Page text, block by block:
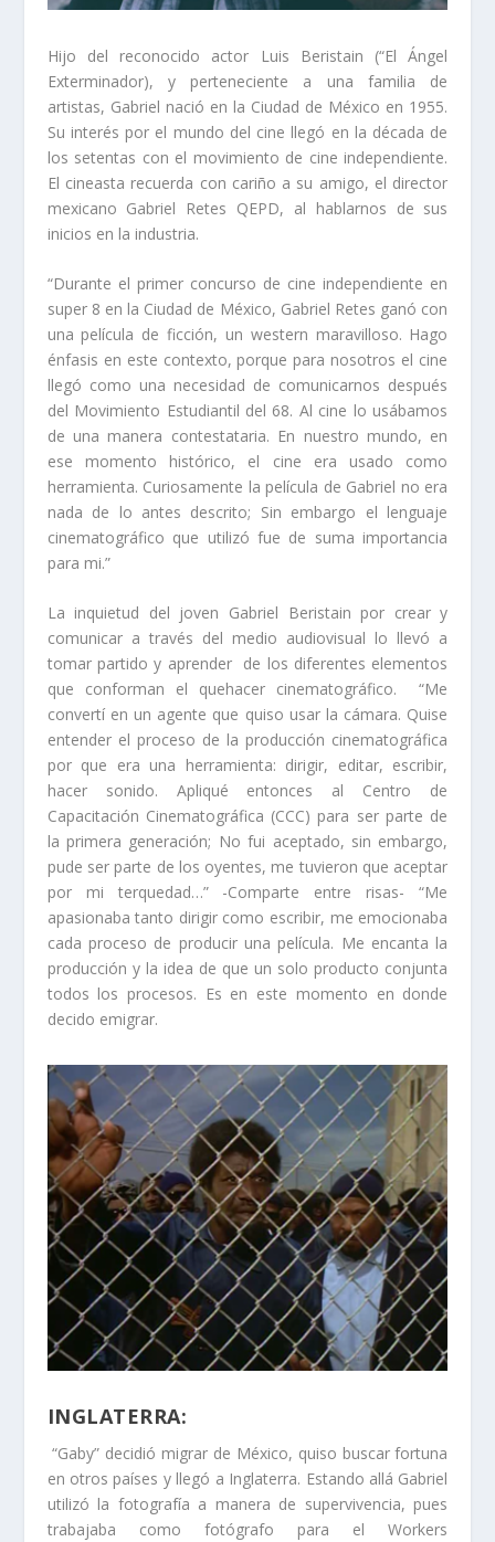
Hijo del reconocido actor Luis Beristain (“El Ángel
Exterminador), y perteneciente a una familia de
artistas, Gabriel nació en la Ciudad de México en 1955.
Su interés por el mundo del cine llegó en la década de
los setentas con el movimiento de cine independiente.
El cineasta recuerda con cariño a su amigo, el director
mexicano Gabriel Retes QEPD, al hablarnos de sus
inicios en la industria.
“Durante el primer concurso de cine independiente en
super 8 en la Ciudad de México, Gabriel Retes ganó con
una película de ficción, un western maravilloso. Hago
énfasis en este contexto, porque para nosotros el cine
llegó como una necesidad de comunicarnos después
del Movimiento Estudiantil del 68. Al cine lo usábamos
de una manera contestataria. En nuestro mundo, en
ese momento histórico, el cine era usado como
herramienta. Curiosamente la película de Gabriel no era
nada de lo antes descrito; Sin embargo el lenguaje
cinematográfico que utilizó fue de suma importancia
para mi.”
La inquietud del joven Gabriel Beristain por crear y
comunicar a través del medio audiovisual lo llevó a
tomar partido y aprender de los diferentes elementos
que conforman el quehacer cinematográfico. “Me
convertí en un agente que quiso usar la cámara. Quise
entender el proceso de la producción cinematográfica
por que era una herramienta: dirigir, editar, escribir,
hacer sonido. Apliqué entonces al Centro de
Capacitación Cinematográfica (CCC) para ser parte de
la primera generación; No fui aceptado, sin embargo,
pude ser parte de los oyentes, me tuvieron que aceptar
por mi terquedad…” -Comparte entre risas- “Me
apasionaba tanto dirigir como escribir, me emocionaba
cada proceso de producir una película. Me encanta la
producción y la idea de que un solo producto conjunta
todos los procesos. Es en este momento en donde
decido emigrar.
INGLATERRA:
“Gaby” decidió migrar de México, quiso buscar fortuna
en otros países y llegó a Inglaterra. Estando allá Gabriel
utilizó la fotografía a manera de supervivencia, pues
trabajaba como fotógrafo para el Workers